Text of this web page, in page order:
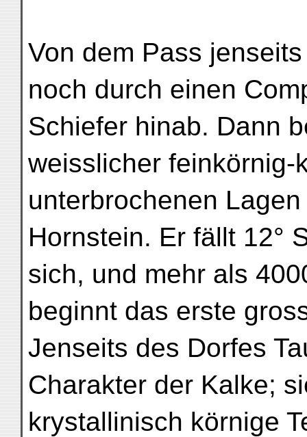
Von dem Pass
noch durch einen
Schiefer hinab. Dann
weisslicher
unterbrochenen
Hornstein. Er fällt 12°
sich, und mehr als
beginnt das erste
Jenseits des Dorfes
Charakter der Kalke;
krystallinisch körnige